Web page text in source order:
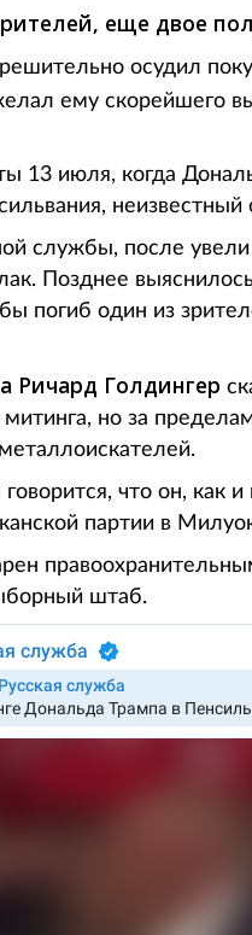
еще двое
решительно осудил
ему скорейшего
13 июля, когда
неизвестный
службы, после
Позднее
погиб один из
Ричард Голдингер
но за
что он, как
партии в
штаб.